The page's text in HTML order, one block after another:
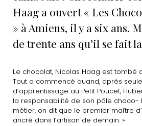
Haag a ouvert « Les
» à Amiens, il y a six ans.
de trente ans qu’il se fait
Le chocolat, Nicolas Haag est tombé
Tout a commencé quand, après
d’apprentissage au Petit Poucet,
la responsabilité de son pôle choco-
métier, on dit que le premier maître
ancré dans l’artisan de demain. »